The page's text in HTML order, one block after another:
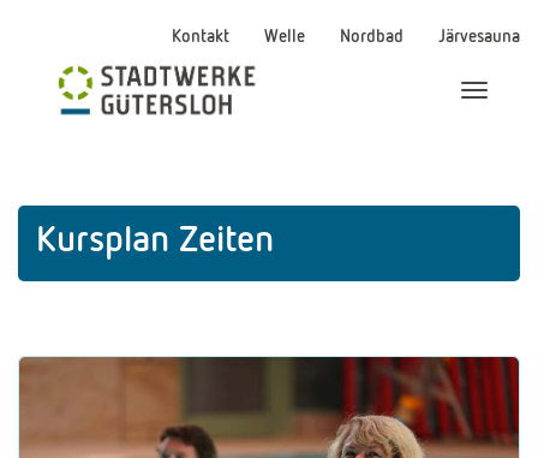
Kontakt Welle Nordbad Järvesauna
Menü
Kursplan Zeiten